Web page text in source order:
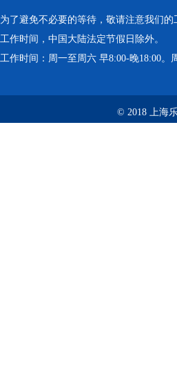
为了避免不必要的等待，敬请注意我们
工作时间，中国大陆法定节假日除外。
工作时间：周一至周六 早8:00-晚18:00。
© 2018 上海